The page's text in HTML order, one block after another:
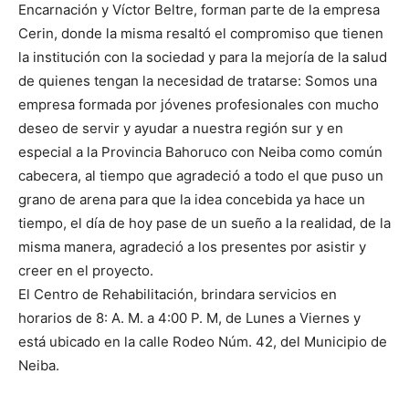
Encarnación y Víctor Beltre, forman parte de la empresa
Cerin, donde la misma resaltó el compromiso que tienen
la institución con la sociedad y para la mejoría de la salud
de quienes tengan la necesidad de tratarse: Somos una
empresa formada por jóvenes profesionales con mucho
deseo de servir y ayudar a nuestra región sur y en
especial a la Provincia Bahoruco con Neiba como común
cabecera, al tiempo que agradeció a todo el que puso un
grano de arena para que la idea concebida ya hace un
tiempo, el día de hoy pase de un sueño a la realidad, de la
misma manera, agradeció a los presentes por asistir y
creer en el proyecto.
El Centro de Rehabilitación, brindara servicios en
horarios de 8: A. M. a 4:00 P. M, de Lunes a Viernes y
está ubicado en la calle Rodeo Núm. 42, del Municipio de
Neiba.